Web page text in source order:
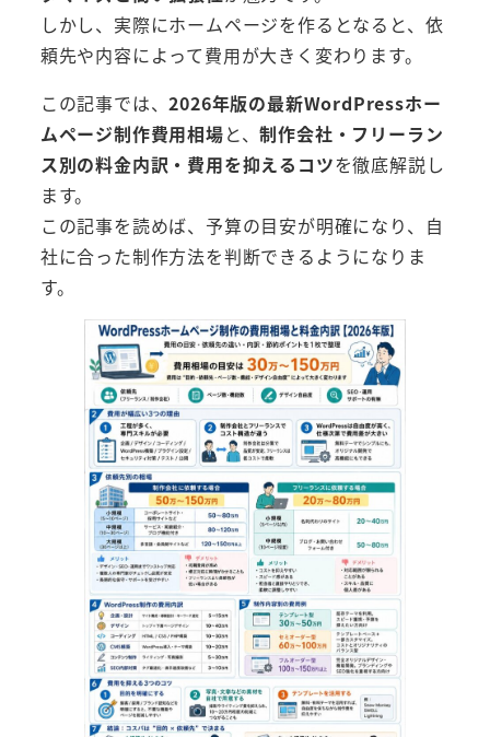
しかし、実際にホームページを作るとなると、依
頼先や内容によって費用が大きく変わります。
この記事では、2026年版の最新WordPressホー
ムページ制作費用相場と、制作会社・フリーラン
ス別の料金内訳・費用を抑えるコツを徹底解説し
ます。
この記事を読めば、予算の目安が明確になり、自
社に合った制作方法を判断できるようになりま
す。